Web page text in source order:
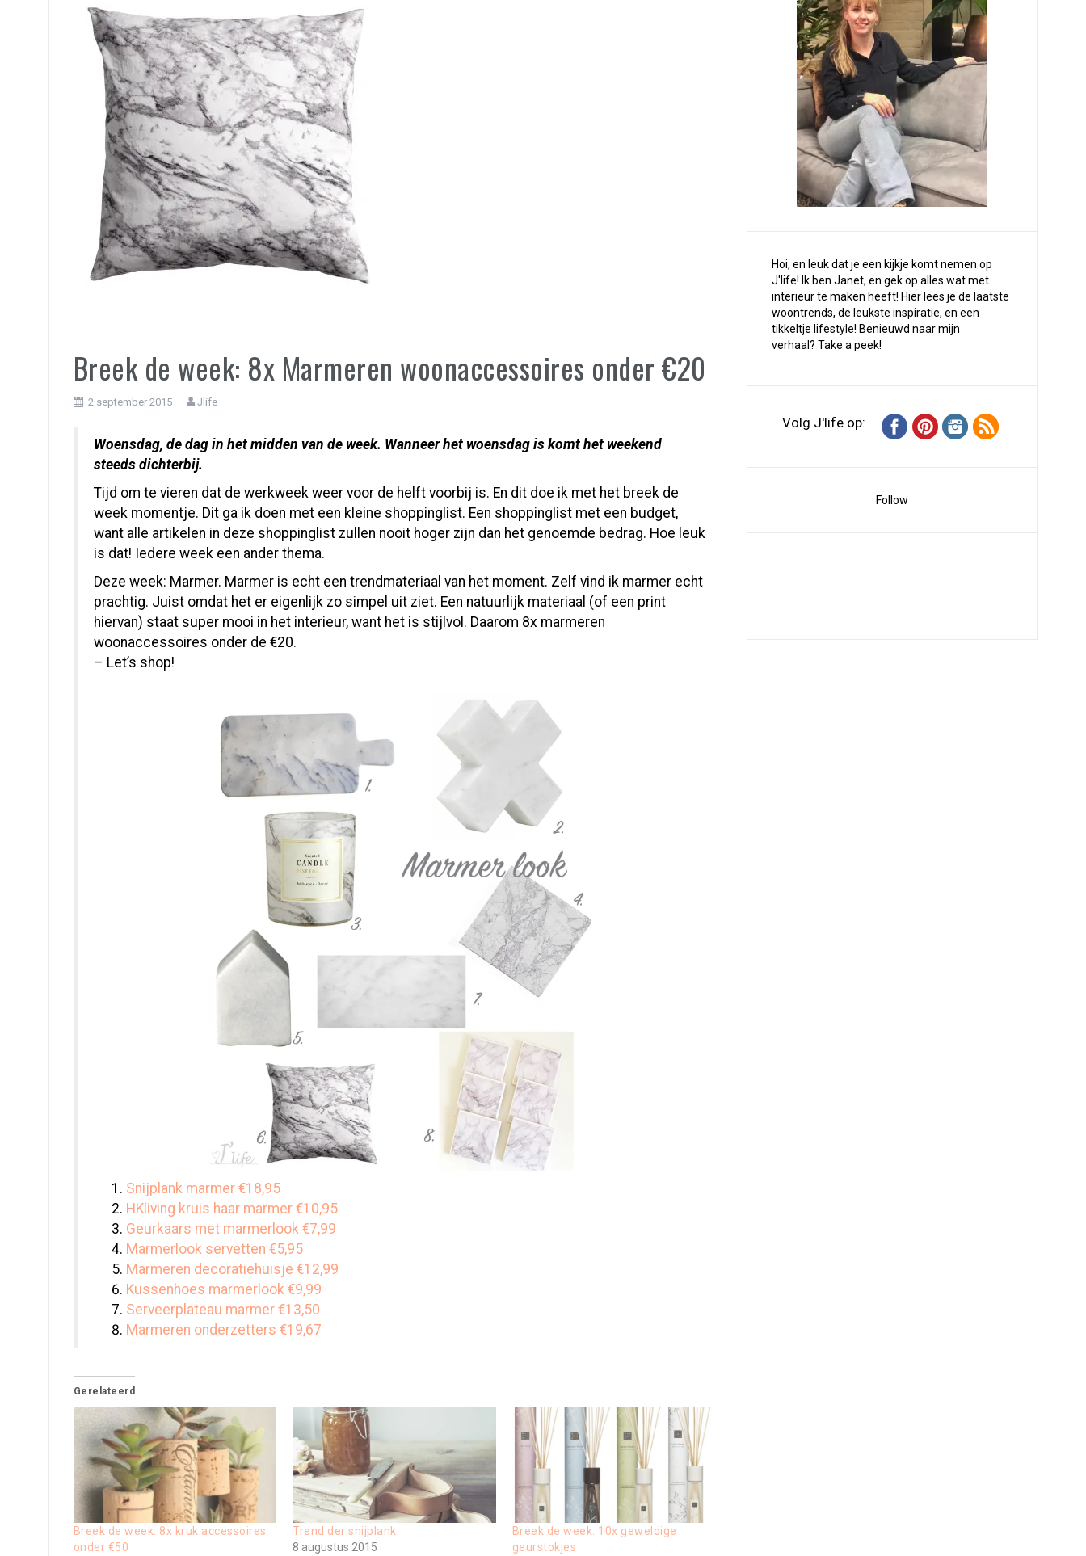
Breek de week: 8x Marmeren woonaccessoires onder €20
2 september 2015 Jlife
Woensdag, de dag in het midden van de week. Wanneer het woensdag is komt het weekend
steeds dichterbij.
Tijd om te vieren dat de werkweek weer voor de helft voorbij is. En dit doe ik met het breek de
week momentje. Dit ga ik doen met een kleine shoppinglist. Een shoppinglist met een budget,
want alle artikelen in deze shoppinglist zullen nooit hoger zijn dan het genoemde bedrag. Hoe leuk
is dat! Iedere week een ander thema.
Deze week: Marmer. Marmer is echt een trendmateriaal van het moment. Zelf vind ik marmer echt
prachtig. Juist omdat het er eigenlijk zo simpel uit ziet. Een natuurlijk materiaal (of een print
hiervan) staat super mooi in het interieur, want het is stijlvol. Daarom 8x marmeren
woonaccessoires onder de €20.
– Let’s shop!
Snijplank marmer €18,95
HKliving kruis haar marmer €10,95
Geurkaars met marmerlook €7,99
Marmerlook servetten €5,95
Marmeren decoratiehuisje €12,99
Kussenhoes marmerlook €9,99
Serveerplateau marmer €13,50
Marmeren onderzetters €19,67
Gerelateerd
Breek de week: 8x kruk accessoires
onder €50
Trend der snijplank
8 augustus 2015
Breek de week: 10x geweldige
geurstokjes
Hoi, en leuk dat je een kijkje komt nemen op
J'life! Ik ben Janet, en gek op alles wat met
interieur te maken heeft! Hier lees je de laatste
woontrends, de leukste inspiratie, en een
tikkeltje lifestyle! Benieuwd naar mijn
verhaal? Take a peek!
Volg J'life op:
Follow